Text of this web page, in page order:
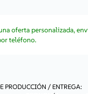
oferta personalizada,
teléfono.
PRODUCCIÓN / ENTREGA: